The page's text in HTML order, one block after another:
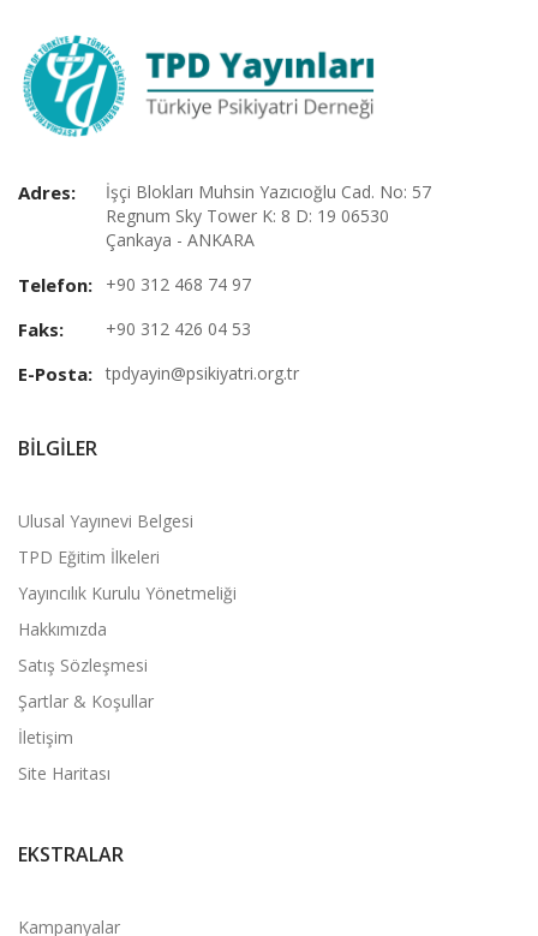
Adres:
İşçi Blokları Muhsin Yazıcıoğlu Cad. No: 57
Regnum Sky Tower K: 8 D: 19 06530
Çankaya - ANKARA
Telefon: +90 312 468 74 97
Faks: +90 312 426 04 53
E-Posta: tpdyayin@psikiyatri.org.tr
BILGILER
Ulusal Yayınevi Belgesi
TPD Eğitim İlkeleri
Yayıncılık Kurulu Yönetmeliği
Hakkımızda
Satış Sözleşmesi
Şartlar & Koşullar
İletişim
Site Haritası
EKSTRALAR
Kampanyalar